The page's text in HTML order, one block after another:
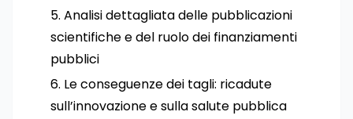
Analisi dettagliata delle pubblicazioni
scientifiche e del ruolo dei finanziamenti
pubblici
Le conseguenze dei tagli: ricadute
sull’innovazione e sulla salute pubblica